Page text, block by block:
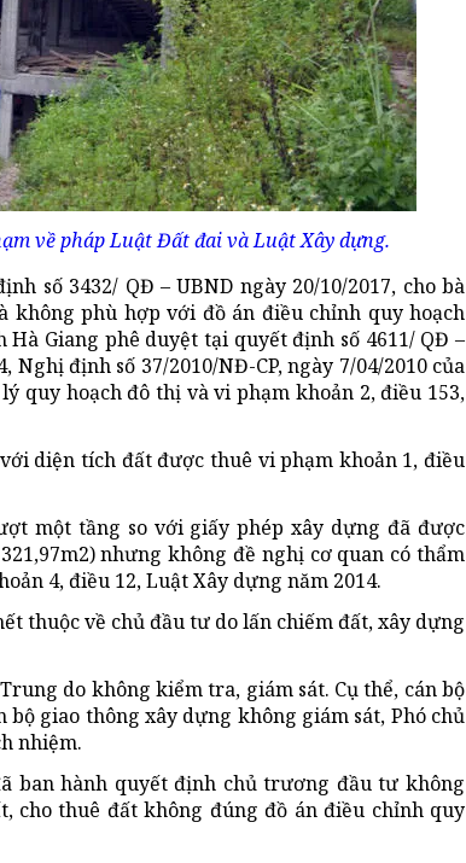
về pháp Luật Đất đai và Luật Xây dựng.
số 3432/ QĐ – UBND ngày 20/10/2017, cho bà
phù hợp với đồ án điều chỉnh quy hoạch
Giang phê duyệt tại quyết định số 4611/ QĐ –
Nghị định số 37/2010/NĐ-CP, ngày 7/04/2010 của
quy hoạch đô thị và vi phạm khoản 2, điều 153,
diện tích đất được thuê vi phạm khoản 1, điều
một tầng so với giấy phép xây dựng đã được
nhưng không đề nghị cơ quan có thẩm
4, điều 12, Luật Xây dựng năm 2014.
thuộc về chủ đầu tư do lấn chiếm đất, xây dựng
do không kiểm tra, giám sát. Cụ thể, cán bộ
giao thông xây dựng không giám sát, Phó chủ
nhiệm.
ban hành quyết định chủ trương đầu tư không
cho thuê đất không đúng đồ án điều chỉnh quy